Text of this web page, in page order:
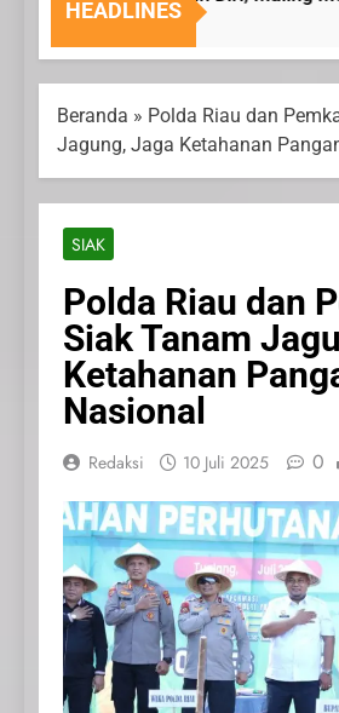
HEADLINES
6 Agustus 2026
Beranda » Polda Riau dan
Jagung, Jaga Ketahanan
SIAK
Polda Riau dan
Siak Tanam
Ketahanan
Nasional
Redaksi 10 Juli 2025 0